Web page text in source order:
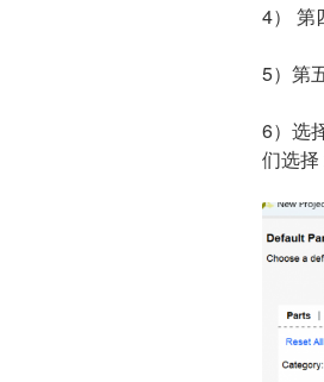
4） 第
5）第
6）选
们选